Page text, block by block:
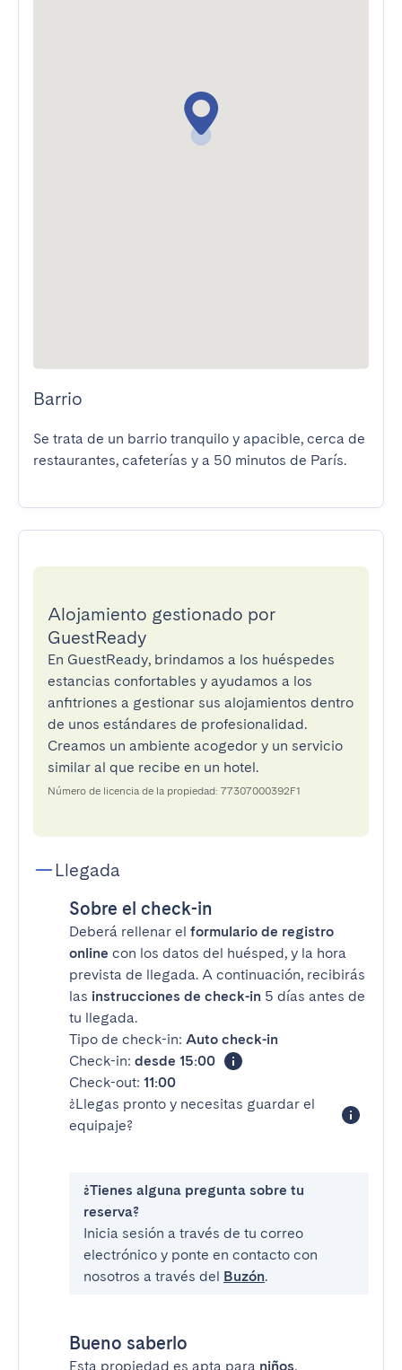
Barrio
Se trata de un barrio tranquilo y apacible, cerca de
restaurantes, cafeterías y a 50 minutos de París.
Alojamiento gestionado por
GuestReady
En GuestReady, brindamos a los huéspedes
estancias confortables y ayudamos a los
anfitriones a gestionar sus alojamientos dentro
de unos estándares de profesionalidad.
Creamos un ambiente acogedor y un servicio
similar al que recibe en un hotel.
Número de licencia de la propiedad: 77307000392F1
Llegada
Sobre el check-in
Deberá rellenar el formulario de registro
online con los datos del huésped, y la hora
prevista de llegada. A continuación, recibirás
las instrucciones de check-in 5 días antes de
tu llegada.
Tipo de check-in: Auto check-in
Check-in: desde 15:00
Check-out: 11:00
¿Llegas pronto y necesitas guardar el
equipaje?
¿Tienes alguna pregunta sobre tu
reserva?
Inicia sesión a través de tu correo
electrónico y ponte en contacto con
nosotros a través del Buzón.
Bueno saberlo
Esta propiedad es apta para niños.